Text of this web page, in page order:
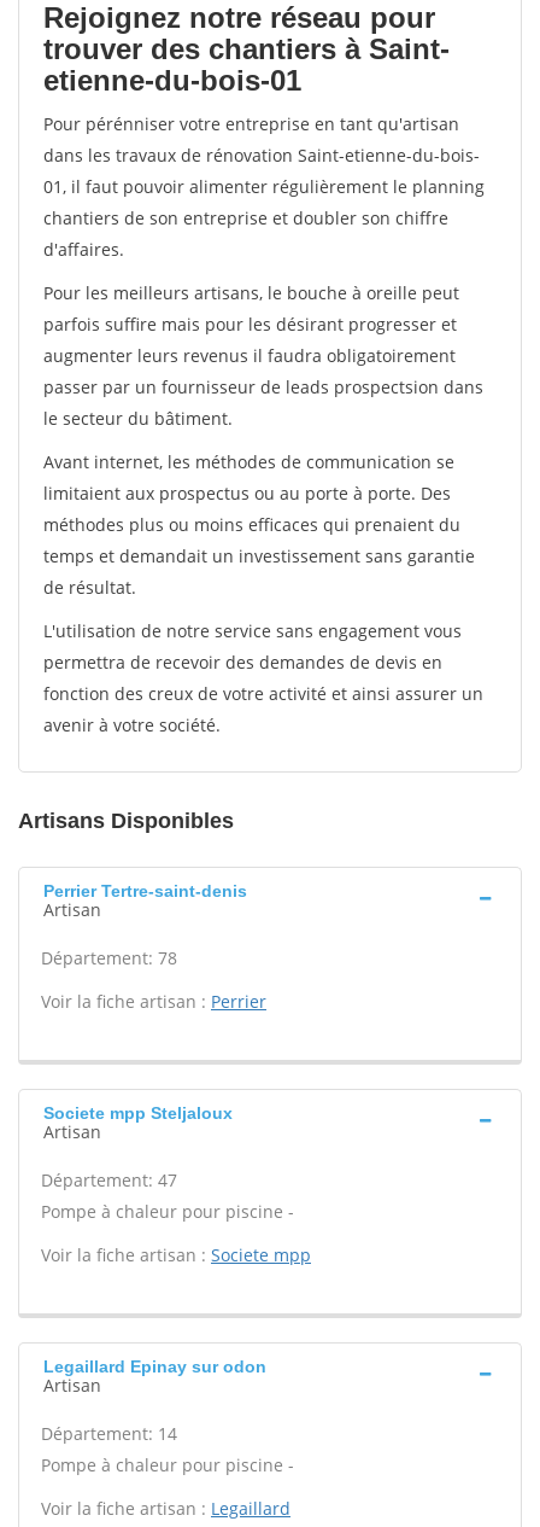
Rejoignez notre réseau pour
trouver des chantiers à Saint-
etienne-du-bois-01
Pour pérénniser votre entreprise en tant qu'artisan
dans les travaux de rénovation Saint-etienne-du-bois-
01, il faut pouvoir alimenter régulièrement le planning
chantiers de son entreprise et doubler son chiffre
d'affaires.
Pour les meilleurs artisans, le bouche à oreille peut
parfois suffire mais pour les désirant progresser et
augmenter leurs revenus il faudra obligatoirement
passer par un fournisseur de leads prospectsion dans
le secteur du bâtiment.
Avant internet, les méthodes de communication se
limitaient aux prospectus ou au porte à porte. Des
méthodes plus ou moins efficaces qui prenaient du
temps et demandait un investissement sans garantie
de résultat.
L'utilisation de notre service sans engagement vous
permettra de recevoir des demandes de devis en
fonction des creux de votre activité et ainsi assurer un
avenir à votre société.
Artisans Disponibles
Perrier Tertre-saint-denis
Artisan
Département: 78
Voir la fiche artisan : Perrier
Societe mpp Steljaloux
Artisan
Département: 47
Pompe à chaleur pour piscine -
Voir la fiche artisan : Societe mpp
Legaillard Epinay sur odon
Artisan
Département: 14
Pompe à chaleur pour piscine -
Voir la fiche artisan : Legaillard